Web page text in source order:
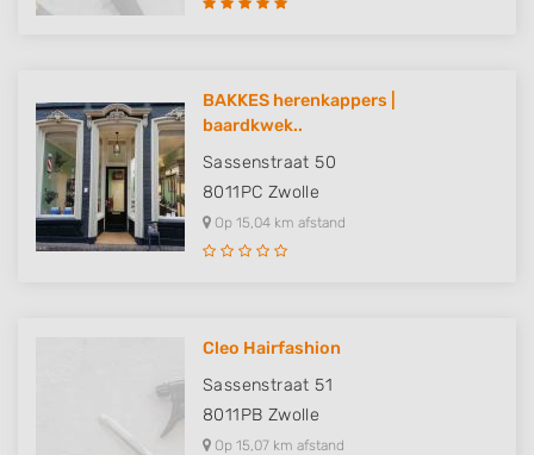
BAKKES herenkappers |
baardkwek..
Sassenstraat 50
8011PC Zwolle
Op 15,04 km afstand
Cleo Hairfashion
Sassenstraat 51
8011PB Zwolle
Op 15,07 km afstand